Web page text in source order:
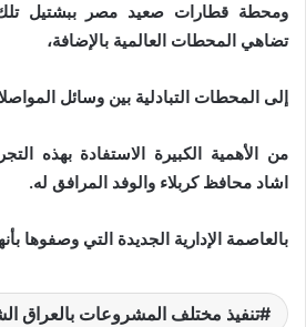
ومحطة قطارات صعيد مصر ببشتيل تلك
تضاهي المحطات العالمية بالإضافة،
إلى المحطات التبادلية بين وسائل
من الأهمية الكبيرة الاستفادة بهذه
اشاد محافظ كربلاء والوفد المرافق له.
بالعاصمة الإدارية الجديدة التي وصفوها
تنفيذ مختلف المشروعات بالعراق